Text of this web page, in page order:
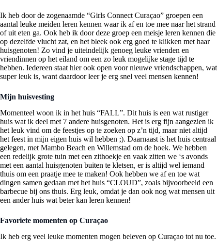
Ik heb door de zogenaamde “Girls Connect Curaçao” groepen een
aantal leuke meiden leren kennen waar ik af en toe mee naar het strand
of uit eten ga. Ook heb ik door deze groep een meisje leren kennen die
op dezelfde vlucht zat, en het bleek ook erg goed te klikken met haar
huisgenoten! Zo vind je uiteindelijk genoeg leuke vrienden en
vriendinnen op het eiland om een zo leuk mogelijke stage tijd te
hebben. Iedereen staat hier ook open voor nieuwe vriendschappen, wat
super leuk is, want daardoor leer je erg snel veel mensen kennen!
Mijn huisvesting
Momenteel woon ik in het huis “FALL”. Dit huis is een wat rustiger
huis wat ik deel met 7 andere huisgenoten. Het is erg fijn aangezien ik
het leuk vind om de feestjes op te zoeken op z’n tijd, maar niet altijd
het feest in mijn eigen huis wil hebben ;). Daarnaast is het huis centraal
gelegen, met Mambo Beach en Willemstad om de hoek. We hebben
een redelijk grote tuin met een zithoekje en vaak zitten we ‘s avonds
met een aantal huisgenoten buiten te kletsen, er is altijd wel iemand
thuis om een praatje mee te maken! Ook hebben we af en toe wat
dingen samen gedaan met het huis “CLOUD”, zoals bijvoorbeeld een
barbecue bij ons thuis. Erg leuk, omdat je dan ook nog wat mensen uit
een ander huis wat beter kan leren kennen!
Favoriete momenten op Curaçao
Ik heb erg veel leuke momenten mogen beleven op Curaçao tot nu toe.